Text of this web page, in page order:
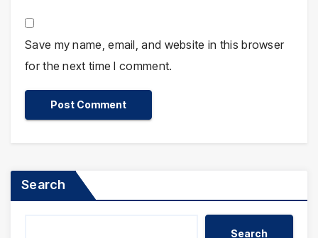
Save my name, email, and website in this browser
for the next time I comment.
Search
Search